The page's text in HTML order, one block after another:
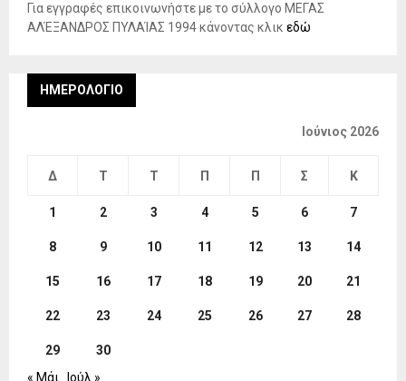
Για εγγραφές επικοινωνήστε με το σύλλογο ΜΕΓΑΣ
ΑΛΈΞΑΝΔΡΟΣ ΠΥΛΑΊΑΣ 1994 κάνοντας κλικ εδώ
ΗΜΕΡΟΛΌΓΙΟ
Ιούνιος 2026
Δ Τ Τ Π Π Σ Κ
1 2 3 4 5 6 7
8 9 10 11 12 13 14
15 16 17 18 19 20 21
22 23 24 25 26 27 28
29
30
« Μάι
Ιούλ »